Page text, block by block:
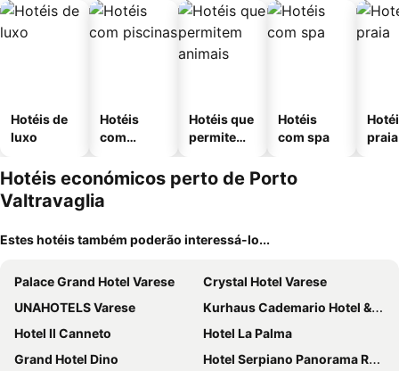
Hotéis de
luxo
Hotéis
com
Hotéis que
permitem
Hotéis
com spa
praia
Hotéis económicos perto de Porto
Valtravaglia
Estes hotéis também poderão interessá-lo...
Palace Grand Hotel Varese
Crystal Hotel Varese
UNAHOTELS Varese
Kurhaus Cademario Hotel & Spa
Hotel Il Canneto
Hotel La Palma
Grand Hotel Dino
Hotel Serpiano Panorama Retreat